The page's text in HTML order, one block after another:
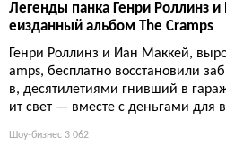
Легенды панка Генри Роллинз
еизданный альбом The Cramps
Генри Роллинз и Иан Маккей,
amps, бесплатно восстановили
в, десятилетиями гнивший в
ит свет — вместе с деньгами для
Шоу-бизнес 3 062